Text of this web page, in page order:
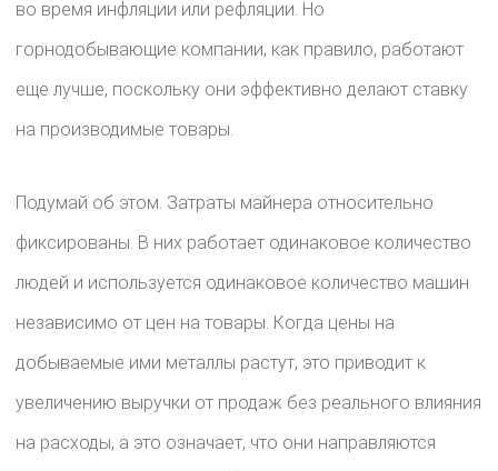
во время инфляции или рефляции. Но
горнодобывающие компании, как правило, работают
еще лучше, поскольку они эффективно делают ставку
на производимые товары.
Подумай об этом. Затраты майнера относительно
фиксированы. В них работает одинаковое количество
людей и используется одинаковое количество машин
независимо от цен на товары. Когда цены на
добываемые ими металлы растут, это приводит к
увеличению выручки от продаж без реального влияния
на расходы, а это означает, что они направляются